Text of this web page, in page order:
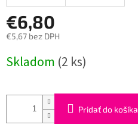
€6,80
€5,67 bez DPH
cena:
Skladom (2 ks)
Pridať do košíka